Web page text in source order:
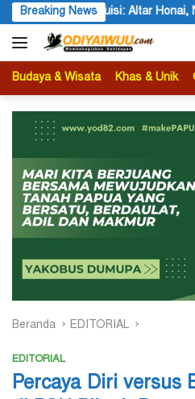
Langsung
ke
konten
Breaking News
Utusan Langit Karya Siswa dan
Budaya & Wisata Khas & Unik
Beranda EDITORIAL
EDITORIAL
Percaya Diri versus